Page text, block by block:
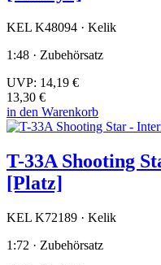
KEL K48094 · Kelik
1:48 · Zubehörsatz
UVP: 14,19 €
13,30 €
in den Warenkorb
T-33A Shooting
[Platz]
KEL K72189 · Kelik
1:72 · Zubehörsatz